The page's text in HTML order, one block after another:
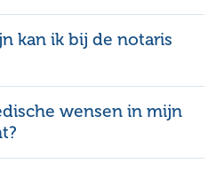
kan ik bij de notaris
wensen in mijn